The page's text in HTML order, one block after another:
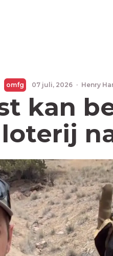
omfg 07 juli, 2026 · Henry
kan